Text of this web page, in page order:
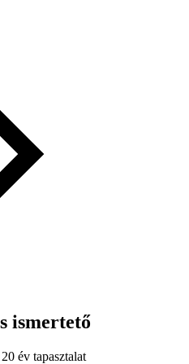
ismertető
év tapasztalat